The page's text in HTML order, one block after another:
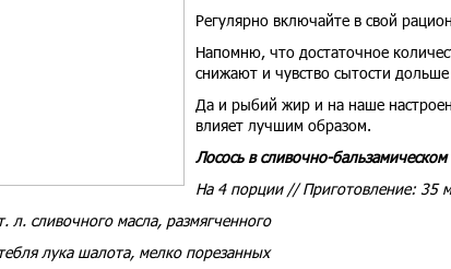
Регулярно включайте в свой
Напомню, что достаточное
снижают и чувство сытости
Да и рыбий жир и на наше
влияет лучшим образом.
Лосось в сливочно-бальзамическом
На 4 порции // Приготовление: 35
л. сливочного масла, размягченного
лука шалота, мелко порезанных